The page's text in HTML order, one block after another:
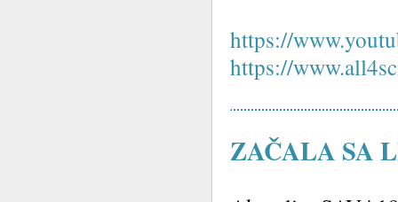
https://
https://
ZAČALA SA